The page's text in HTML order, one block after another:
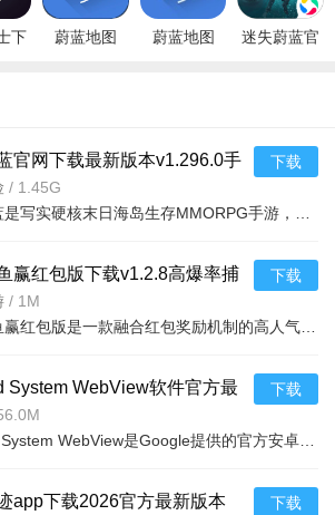
他玩家营地资源。
任务、探索沉船宝藏、解锁废弃研究所、
篷
饥饿，傍晚就地搭建最低级帐篷，优先保
不要贸然深入雨林深处(高阶怪物秒杀新
落地
收集器解决饮水，建造基础灶台，将生肉
+初级武器
下
蔚蓝地图
蔚蓝地图
迷失蔚蓝官
官网下载最新版本v1.296.0手
/ 1.45G
下载
赢红包版下载v1.2.8高爆率捕
/ 1M
下载
System WebView软件官方最
载v151.0.7922.71安卓版
下载
app下载2026官方最新版本
下载